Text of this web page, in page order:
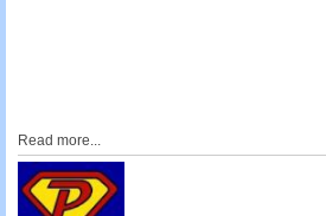
Read more...